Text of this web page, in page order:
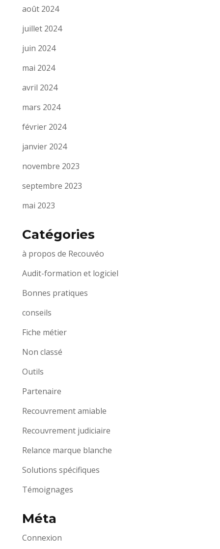
août 2024
juillet 2024
juin 2024
mai 2024
avril 2024
mars 2024
février 2024
janvier 2024
novembre 2023
septembre 2023
mai 2023
Catégories
à propos de Recouvéo
Audit-formation et logiciel
Bonnes pratiques
conseils
Fiche métier
Non classé
Outils
Partenaire
Recouvrement amiable
Recouvrement judiciaire
Relance marque blanche
Solutions spécifiques
Témoignages
Méta
Connexion